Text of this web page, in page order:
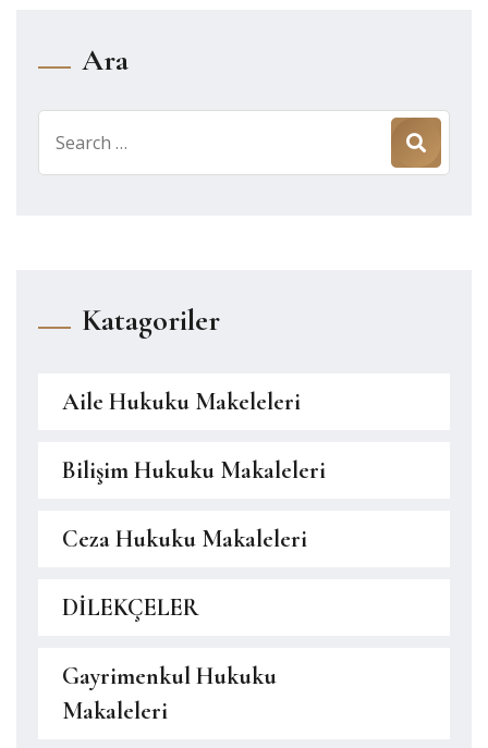
Ara
for:
Katagoriler
Aile Hukuku Makeleleri
Bilişim Hukuku Makaleleri
Ceza Hukuku Makaleleri
DİLEKÇELER
Gayrimenkul Hukuku
Makaleleri